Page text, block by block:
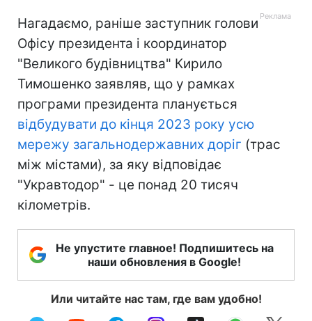
Нагадаємо, раніше заступник голови
Офісу президента і координатор
"Великого будівництва" Кирило
Тимошенко заявляв, що у рамках
програми президента планується
відбудувати до кінця 2023 року усю
мережу загальнодержавних доріг (трас
між містами), за яку відповідає
"Укравтодор" - це понад 20 тисяч
кілометрів.
Не упустите главное! Подпишитесь на
наши обновления в Google!
Или читайте нас там, где вам удобно!